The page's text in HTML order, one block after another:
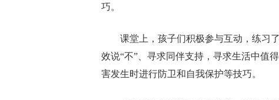
巧。
课堂上，孩子们积极参与互动，练习
效说“不”、寻求同伴支持，寻求生活中值
害发生时进行防卫和自我保护等技巧。